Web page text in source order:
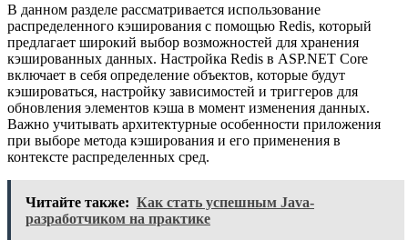
В данном разделе рассматривается использование
распределенного кэширования с помощью Redis, который
предлагает широкий выбор возможностей для хранения
кэшированных данных. Настройка Redis в ASP.NET Core
включает в себя определение объектов, которые будут
кэшироваться, настройку зависимостей и триггеров для
обновления элементов кэша в момент изменения данных.
Важно учитывать архитектурные особенности приложения
при выборе метода кэширования и его применения в
контексте распределенных сред.
Читайте также: Как стать успешным Java-
разработчиком на практике